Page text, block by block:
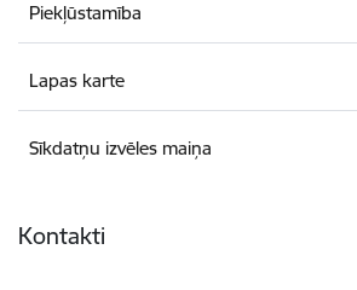
Piekļūstamība
Lapas karte
Sīkdatņu izvēles maiņa
Kontakti